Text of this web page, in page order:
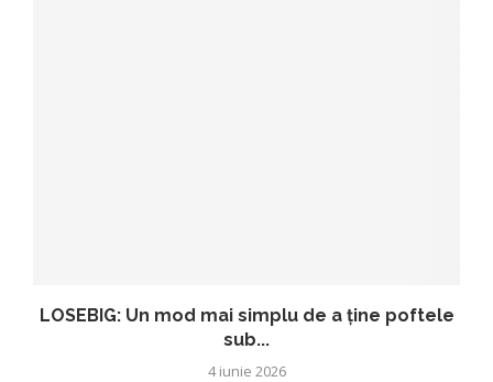
LOSEBIG: Un mod mai simplu de a ține poftele
sub...
4 iunie 2026